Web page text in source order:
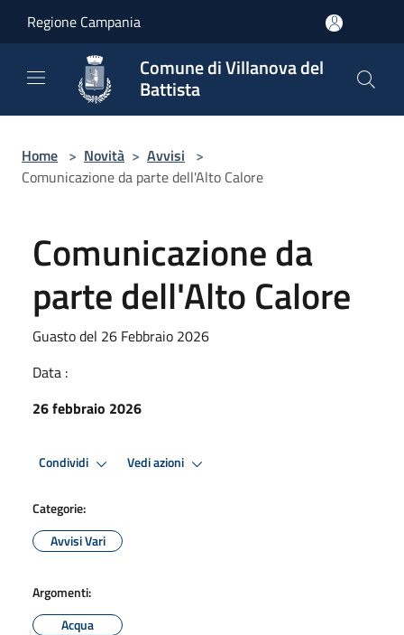
Regione Campania
Comune di Villanova del
Battista
Home > Novità > Avvisi >
Comunicazione da parte dell'Alto Calore
Comunicazione da
parte dell'Alto Calore
Guasto del 26 Febbraio 2026
Data :
26 febbraio 2026
Condividi Vedi azioni
Categorie:
Avvisi Vari
Argomenti:
Acqua